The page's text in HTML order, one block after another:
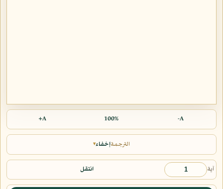
A-
100%
A+
الترجمةإخفاء▾
آية انتقل